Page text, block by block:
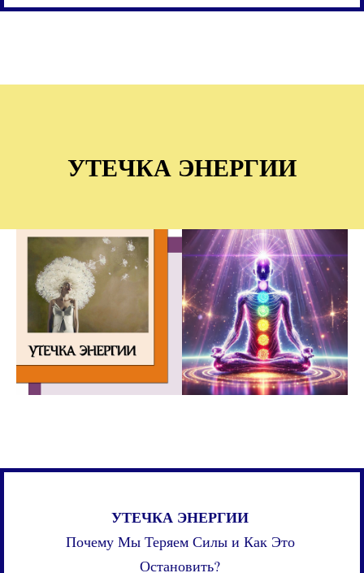
УТЕЧКА ЭНЕРГИИ
УТЕЧКА ЭНЕРГИИ
Почему Мы Теряем Силы и Как Это
Остановить?